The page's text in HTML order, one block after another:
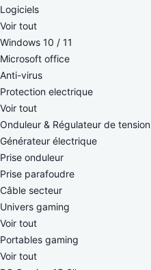
Logiciels
Voir tout
Windows 10 / 11
Microsoft office
Anti-virus
Protection electrique
Voir tout
Onduleur & Régulateur de tension
Générateur électrique
Prise onduleur
Prise parafoudre
Câble secteur
Univers gaming
Voir tout
Portables gaming
Voir tout